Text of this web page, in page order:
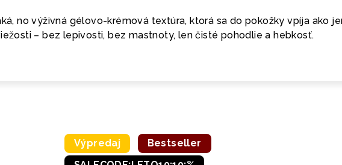
no výživná gélovo-krémová textúra, ktorá sa do pokožky vpíja ako
– bez lepivosti, bez mastnoty, len čisté pohodlie a hebkosť.
Výpredaj
Bestseller